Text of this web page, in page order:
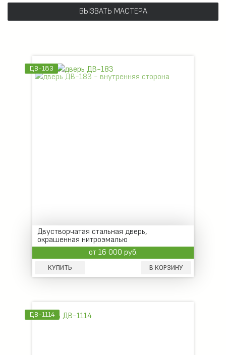
ВЫЗВАТЬ МАСТЕРА
ДВ-183
Двустворчатая стальная дверь,
окрашенная нитроэмалью
от 16 000 руб.
КУПИТЬ В КОРЗИНУ
ДВ-1114